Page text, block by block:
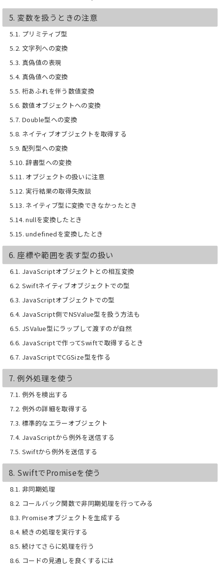
5. 変数を扱うときの注意
5.1. プリミティブ型
5.2. 文字列への変換
5.3. 真偽値の表現
5.4. 真偽値への変換
5.5. 桁あふれを伴う数値変換
5.6. 数値オブジェクトへの変換
5.7. Double型への変換
5.8. ネイティブオブジェクトを取得する
5.9. 配列型への変換
5.10. 辞書型への変換
5.11. オブジェクトの扱いに注意
5.12. 実行結果の取得失敗談
5.13. ネイティブ型に変換できなかったとき
5.14. nullを変換したとき
5.15. undefinedを変換したとき
6. 座標や範囲を表す型の扱い
6.1. JavaScriptオブジェクトとの相互変換
6.2. Swiftネイティブオブジェクトでの型
6.3. JavaScriptオブジェクトでの型
6.4. JavaScript側でNSValue型を扱う方法も
6.5. JSValue型にラップして渡すのが自然
6.6. JavaScriptで作ってSwiftで取得するとき
6.7. JavaScriptでCGSize型を作る
7. 例外処理を使う
7.1. 例外を検出する
7.2. 例外の詳細を取得する
7.3. 標準的なエラーオブジェクト
7.4. JavaScriptから例外を送信する
7.5. Swiftから例外を送信する
8. SwiftでPromiseを使う
8.1. 非同期処理
8.2. コールバック関数で非同期処理を行ってみる
8.3. Promiseオブジェクトを生成する
8.4. 続きの処理を実行する
8.5. 続けてさらに処理を行う
8.6. コードの見通しを良くするには